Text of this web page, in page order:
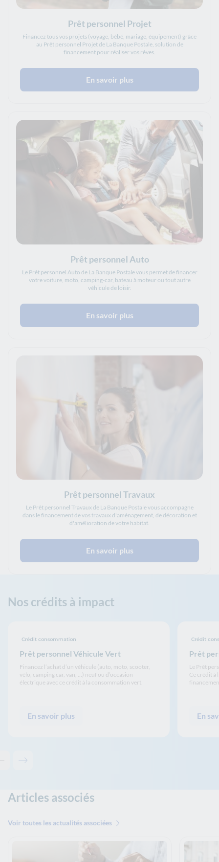
Prêt personnel Projet
Financez tous vos projets (voyage, bébé, mariage, équipement) grâce
au Prêt personnel Projet de La Banque Postale, solution de
financement pour réaliser vos rêves.
En savoir plus
Prêt personnel Auto
Le Prêt personnel Auto de La Banque Postale vous permet de financer
votre voiture, moto, camping-car, bateau à moteur ou tout autre
véhicule de loisir.
En savoir plus
Prêt personnel Travaux
Le Prêt personnel Travaux de La Banque Postale vous accompagne
dans le financement de vos travaux d'aménagement, de décoration et
d'amélioration de votre habitat.
En savoir plus
Nos crédits à impact
Prêt personnel Véhicule Vert
Crédit consommation
Financez l’achat d’un véhicule (auto, moto, scooter,
vélo, camping car, van, …) neuf ou d’occasion
électrique avec ce crédit à la consommation vert.
En savoir plus
Prêt
Crédit
Le Prêt
Ce crédit à
En
Contenu précédent - Nos crédits à impact
Contenu suivant - Nos crédits à impact
Articles associés
Voir toutes les actualités associées